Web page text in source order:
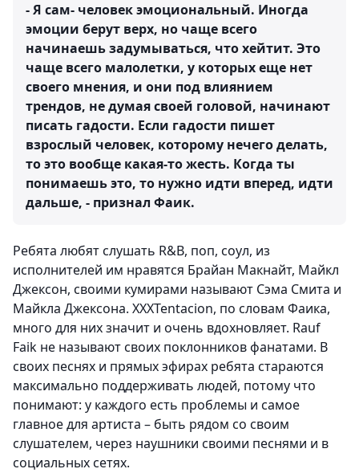
- Я сам- человек эмоциональный. Иногда
эмоции берут верх, но чаще всего
начинаешь задумываться, что хейтит. Это
чаще всего малолетки, у которых еще нет
своего мнения, и они под влиянием
трендов, не думая своей головой, начинают
писать гадости. Если гадости пишет
взрослый человек, которому нечего делать,
то это вообще какая-то жесть. Когда ты
понимаешь это, то нужно идти вперед, идти
дальше, - признал Фаик.
Ребята любят слушать R&B, поп, соул, из
исполнителей им нравятся Брайан Макнайт, Майкл
Джексон, своими кумирами называют Сэма Смита и
Майкла Джексона. XXXTentacion, по словам Фаика,
много для них значит и очень вдохновляет. Rauf
Faik не называют своих поклонников фанатами. В
своих песнях и прямых эфирах ребята стараются
максимально поддерживать людей, потому что
понимают: у каждого есть проблемы и самое
главное для артиста – быть рядом со своим
слушателем, через наушники своими песнями и в
социальных сетях.